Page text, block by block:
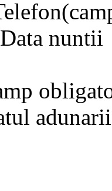
Data nuntii
adunarii